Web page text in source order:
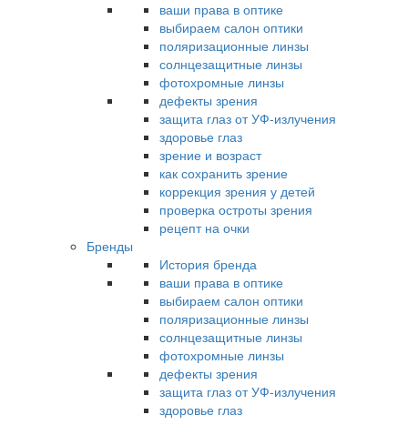
ваши права в оптике
выбираем салон оптики
поляризационные линзы
солнцезащитные линзы
фотохромные линзы
дефекты зрения
защита глаз от УФ-излучения
здоровье глаз
зрение и возраст
как сохранить зрение
коррекция зрения у детей
проверка остроты зрения
рецепт на очки
Бренды
История бренда
ваши права в оптике
выбираем салон оптики
поляризационные линзы
солнцезащитные линзы
фотохромные линзы
дефекты зрения
защита глаз от УФ-излучения
здоровье глаз